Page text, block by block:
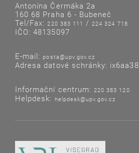
Antonína Čermáka 2a
160 68 Praha 6 - Bubeneč
Tel/Fax:220 383 111 /224 324 718
IČO: 48135097
E-mail: posta@upv.gov.cz
Adresa datové schránky: ix6aa38
Informační centrum: 220 383 120
Helpdesk: helpdesk@upv.gov.cz